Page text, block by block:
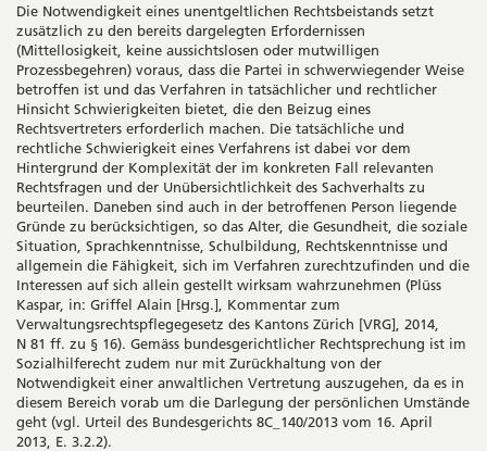
Die Notwendigkeit eines unentgeltlichen Rechtsbeistands setzt
zusätzlich zu den bereits dargelegten Erfordernissen
(Mittellosigkeit, keine aussichtslosen oder mutwilligen
Prozessbegehren) voraus, dass die Partei in schwerwiegender Weise
betroffen ist und das Verfahren in tatsächlicher und rechtlicher
Hinsicht Schwierigkeiten bietet, die den Beizug eines
Rechtsvertreters erforderlich machen. Die tatsächliche und
rechtliche Schwierigkeit eines Verfahrens ist dabei vor dem
Hintergrund der Komplexität der im konkreten Fall relevanten
Rechtsfragen und der Unübersichtlichkeit des Sachverhalts zu
beurteilen. Daneben sind auch in der betroffenen Person liegende
Gründe zu berücksichtigen, so das Alter, die Gesundheit, die soziale
Situation, Sprachkenntnisse, Schulbildung, Rechtskenntnisse und
allgemein die Fähigkeit, sich im Verfahren zurechtzufinden und die
Interessen auf sich allein gestellt wirksam wahrzunehmen (Plüss
Kaspar, in: Griffel Alain [Hrsg.], Kommentar zum
Verwaltungsrechtspflegegesetz des Kantons Zürich [VRG], 2014,
N 81 ff. zu § 16). Gemäss bundesgerichtlicher Rechtsprechung ist im
Sozialhilferecht zudem nur mit Zurückhaltung von der
Notwendigkeit einer anwaltlichen Vertretung auszugehen, da es in
diesem Bereich vorab um die Darlegung der persönlichen Umstände
geht (vgl. Urteil des Bundesgerichts 8C_140/2013 vom 16. April
2013, E. 3.2.2).